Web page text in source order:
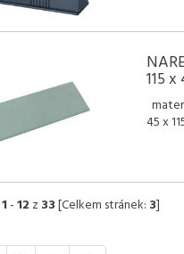
115
45 x
1-12 z33[Celkem stránek: 3]